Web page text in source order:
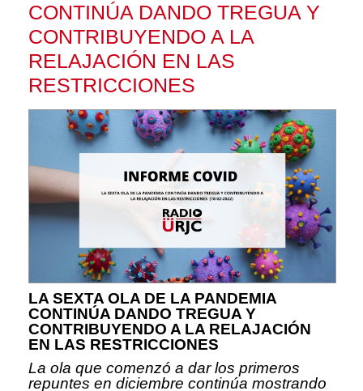
CONTINÚA DANDO TREGUA Y
CONTRIBUYENDO A LA
RELAJACIÓN EN LAS
RESTRICCIONES
LA SEXTA OLA DE LA PANDEMIA
CONTINÚA DANDO TREGUA Y
CONTRIBUYENDO A LA RELAJACIÓN
EN LAS RESTRICCIONES
La ola que comenzó a dar los primeros
repuntes en diciembre continúa mostrando